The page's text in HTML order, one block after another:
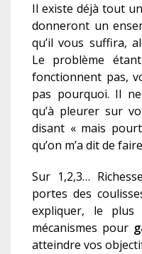
Il existe déjà tout
donneront un
qu’il vous suffira,
Le problème
fonctionnent pas,
pas pourquoi. Il
qu’à pleurer sur
disant « mais
qu’on m’a dit de
Sur 1,2,3…
portes des
expliquer, le plus
mécanismes pour
atteindre vos